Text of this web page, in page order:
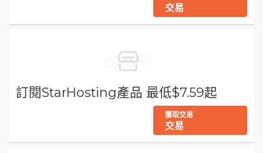
交易
訂閱StarHosting產品 最低$7.59起
獲取交易
交易